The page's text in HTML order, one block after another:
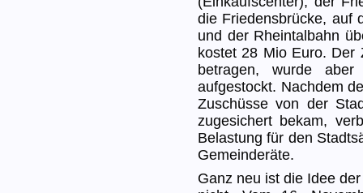
die Friedensbrücke, auf
und der Rheintalbahn
kostet 28 Mio Euro. Der
betragen, wurde
aufgestockt. Nachdem
Zuschüsse von der
zugesichert bekam,
Belastung für den
Gemeinderäte.
Ganz neu ist die Idee